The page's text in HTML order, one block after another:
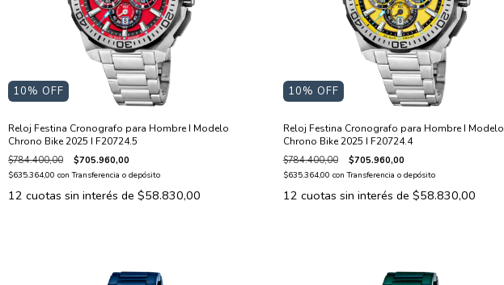
10% OFF
Reloj Festina Cronografo para Hombre I Modelo
Chrono Bike 2025 I F20724.5
$784.400,00 $705.960,00
$635.364,00 con Transferencia o depósito
12 cuotas sin interés de $58.830,00
10% OFF
Reloj Festina Cronografo para Hombre I Modelo
Chrono Bike 2025 I F20724.4
$784.400,00 $705.960,00
$635.364,00 con Transferencia o depósito
12 cuotas sin interés de $58.830,00